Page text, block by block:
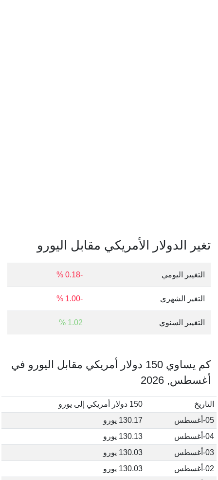
تغير الدولار الأمريكي مقابل اليورو
التغيير اليومي -0.18 %
التغير الشهري -1.00 %
التغيير السنوي 1.02 %
كم يساوي 150 دولار أمريكي مقابل اليورو في
أغسطس, 2026
التاريخ
150 دولار أمريكي إلى يورو
05-أغسطس
130.17 يورو
04-أغسطس
130.13 يورو
03-أغسطس
130.03 يورو
02-أغسطس
130.03 يورو